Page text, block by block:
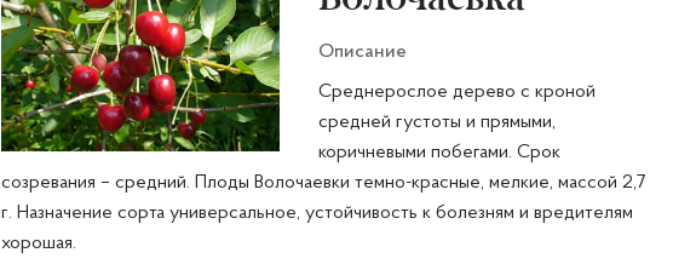
Описание
Среднерослое дерево с кроной
средней густоты и прямыми,
коричневыми побегами. Срок
созревания – средний. Плоды Волочаевки темно-красные, мелкие, массой 2,7
г. Назначение сорта универсальное, устойчивость к болезням и вредителям
хорошая.